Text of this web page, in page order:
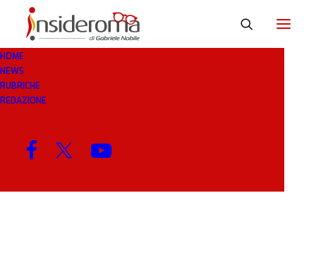
HOME
NEWS
RUBRICHE
REDAZIONE
SUPERIORI
MENU